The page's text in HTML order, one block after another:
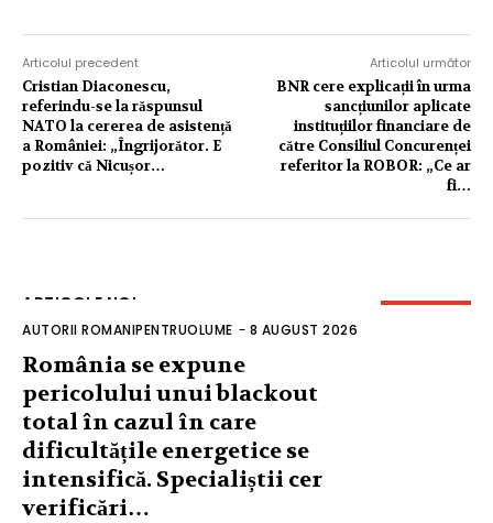
Articolul precedent
Cristian Diaconescu,
referindu-se la răspunsul
NATO la cererea de asistență
a României: „Îngrijorător. E
pozitiv că Nicușor…
Articolul următor
BNR cere explicații în urma
sancțiunilor aplicate
instituțiilor financiare de
către Consiliul Concurenței
referitor la ROBOR: „Ce ar
fi…
ARTICOLE NOI
AUTORII ROMANIPENTRUOLUME - 8 AUGUST 2026
România se expune
pericolului unui blackout
total în cazul în care
dificultățile energetice se
intensifică. Specialiștii cer
verificări…